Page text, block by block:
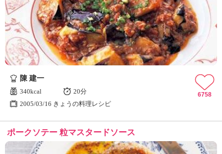
陳 建一
340kcal
20分
2005/03/16 きょうの料理レシピ
6758
ポークソテー 粒マスタードソース